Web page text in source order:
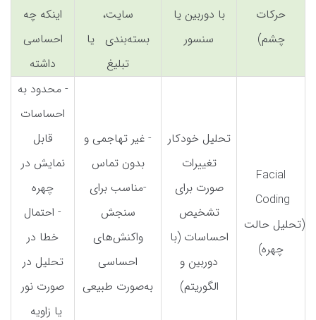
حرکات
چشم)
با دوربین یا
سنسور
سایت،
بسته‌بندی یا
تبلیغ
اینکه چه
احساسی
داشته
Facial
Coding
(تحلیل حالت
چهره)
تحلیل خودکار
تغییرات
صورت برای
تشخیص
احساسات (با
دوربین و
الگوریتم)
- غیر تهاجمی و
بدون تماس
-مناسب برای
سنجش
واکنش‌های
احساسی
به‌صورت طبیعی
- محدود به
احساسات
قابل
نمایش در
چهره
- احتمال
خطا در
تحلیل در
صورت نور
یا زاویه